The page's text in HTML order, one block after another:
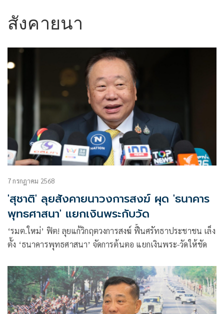
สังคายนา
7 กรกฎาคม 2568
'สุชาติ' ลุยสังคายนาวงการสงฆ์ ผุด 'ธนาคาร
พุทธศาสนา' แยกเงินพระกับวัด
‘รมต.ใหม่’ ฟิต! ลุยแก้วิกฤตวงการสงฆ์ ฟื้นศรัทธาประชาชน เล็ง
ตั้ง ‘ธนาคารพุทธศาสนา’ จัดการต้นตอ แยกเงินพระ-วัดให้ชัด